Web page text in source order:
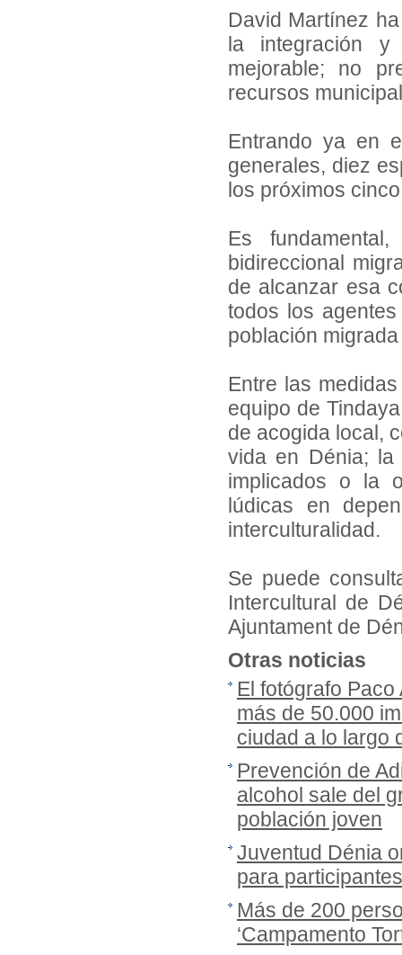
David Martínez
la integración y
mejorable; no
recursos
Entrando ya en
generales, diez
los próximos
Es
bidireccional
de alcanzar esa
todos los
población
Entre las
equipo de
de acogida local,
vida en Dénia;
implicados o la
lúdicas en
interculturalidad.
Se puede
Intercultural de
Ajuntament de
Otras noticias
El fotógrafo
más de 50.000
ciudad a lo largo
Prevención de
alcohol sale del
población joven
Juventud Dénia
para
Más de 200
‘Campamento